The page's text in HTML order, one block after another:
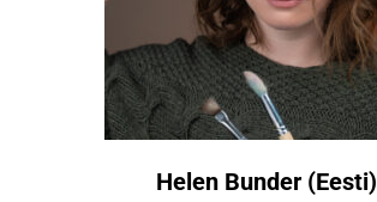
Helen Bunder (Eesti)